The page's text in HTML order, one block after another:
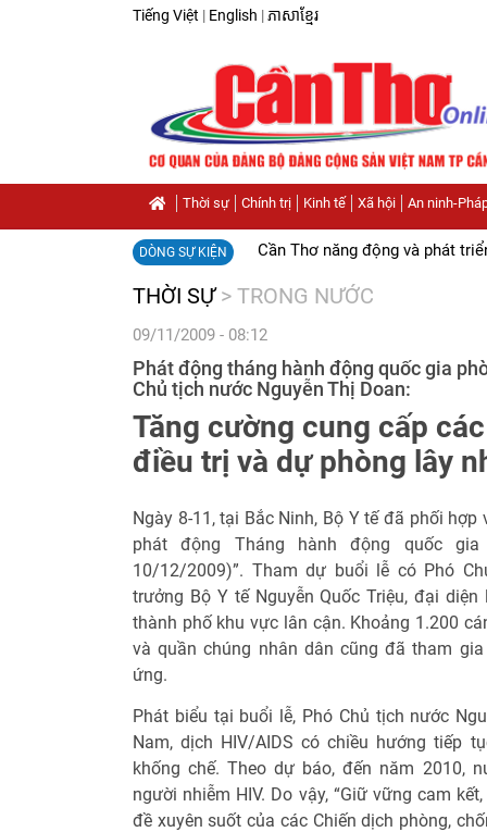
Tiếng Việt | English | ភាសាខ្មែរ
Thời sự Chính trị Kinh tế Xã hội An ninh-
DÒNG SỰ KIỆN Cần Thơ năng động và phát
THỜI SỰ > TRONG NƯỚC
09/11/2009 - 08:12
Phát động tháng hành động quốc gia
Chủ tịch nước Nguyễn Thị Doan:
Tăng cường cung cấp
điều trị và dự phòng lây
Ngày 8-11, tại Bắc Ninh, Bộ Y tế đã phối
phát động Tháng hành động quốc gia
10/12/2009)”. Tham dự buổi lễ có Phó
trưởng Bộ Y tế Nguyễn Quốc Triệu, đại
thành phố khu vực lân cận. Khoảng 1.200
và quần chúng nhân dân cũng đã tham
ứng.
Phát biểu tại buổi lễ, Phó Chủ tịch nước
Nam, dịch HIV/AIDS có chiều hướng tiếp
khống chế. Theo dự báo, đến năm 2010,
người nhiễm HIV. Do vậy, “Giữ vững cam
đề xuyên suốt của các Chiến dịch phòng,